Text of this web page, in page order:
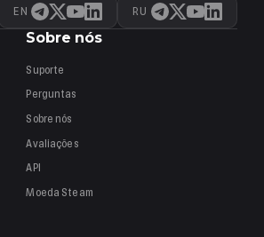
EN RU
Sobre nós
Suporte
Perguntas
Sobre nós
Avaliações
API
Moeda Steam